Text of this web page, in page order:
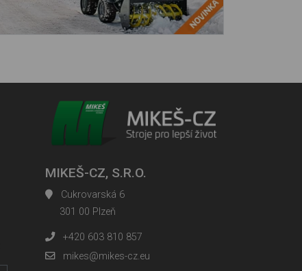
MIKEŠ-CZ, S.R.O.
Cukrovarská 6
301 00 Plzeň
+420 603 810 857
mikes@mikes-cz.eu